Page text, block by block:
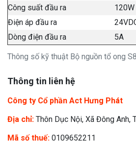
Thông số kỹ thuật Bộ nguồn tổ ong
Công suất đầu ra
120W
Điện áp đầu ra
Dòng điện đầu ra
5A
Thông tin liên hệ
Công ty Cổ phần Act Hưng Phát
Địa chỉ: Thôn Dục Nội, Xã Đông Anh,
Mã số thuế: 0109652211